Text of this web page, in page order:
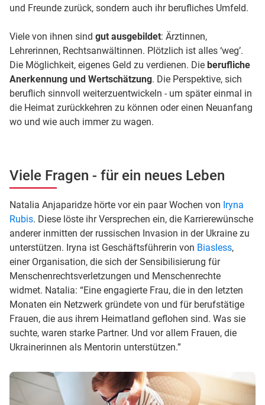
und Freunde zurück, sondern auch ihr berufliches Umfeld.
Viele von ihnen sind gut ausgebildet: Ärztinnen,
Lehrerinnen, Rechtsanwältinnen. Plötzlich ist alles ‘weg’.
Die Möglichkeit, eigenes Geld zu verdienen. Die berufliche
Anerkennung und Wertschätzung. Die Perspektive, sich
beruflich sinnvoll weiterzuentwickeln - um später einmal in
die Heimat zurückkehren zu können oder einen Neuanfang
wo und wie auch immer zu wagen.
Viele Fragen - für ein neues Leben
Natalia Anjaparidze hörte vor ein paar Wochen von Iryna
Rubis. Diese löste ihr Versprechen ein, die Karrierewünsche
anderer inmitten der russischen Invasion in der Ukraine zu
unterstützen. Iryna ist Geschäftsführerin von Biasless,
einer Organisation, die sich der Sensibilisierung für
Menschenrechtsverletzungen und Menschenrechte
widmet. Natalia: “Eine engagierte Frau, die in den letzten
Monaten ein Netzwerk gründete von und für berufstätige
Frauen, die aus ihrem Heimatland geflohen sind. Was sie
suchte, waren starke Partner. Und vor allem Frauen, die
Ukrainerinnen als Mentorin unterstützen.”